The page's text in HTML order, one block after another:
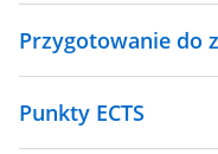
Przygotowanie do
Punkty ECTS